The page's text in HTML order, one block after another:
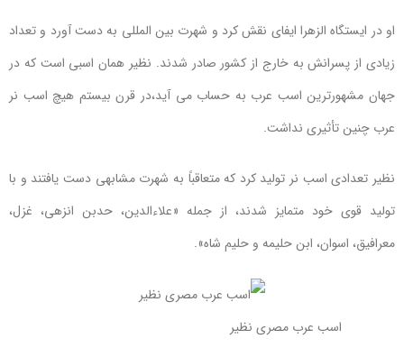
او در ایستگاه الزهرا ایفای نقش کرد و شهرت بین المللی به دست آورد و تعداد
زیادی از پسرانش به خارج از کشور صادر شدند. نظیر همان اسبی است که در
جهان مشهورترین اسب عرب به حساب می آید،در قرن بیستم هیچ اسب نر
عرب چنین تأثیری نداشت.
نظیر تعدادی اسب نر تولید کرد که متعاقباً به شهرت مشابهی دست یافتند و با
تولید قوی خود متمایز شدند، از جمله «علاءالدین، حدبن انزهی، غزل،
معرافیق، اسوان، ابن حلیمه و حلیم شاه».
اسب عرب مصری نظیر